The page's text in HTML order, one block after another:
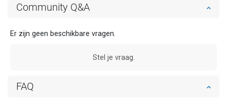
FAQ
Community Q&A
Er zijn geen beschikbare vragen.
Stel je vraag.